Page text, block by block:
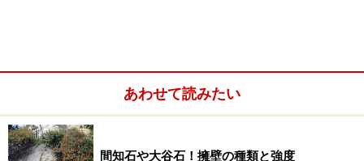
あわせて読みたい
間知石や大谷石！擁壁の種類と強度